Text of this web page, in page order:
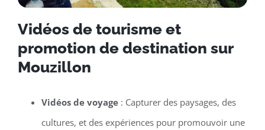
Vidéos de tourisme et
promotion de destination sur
Mouzillon
Vidéos de voyage: Capturer des paysages, des
cultures, et des expériences pour promouvoir une